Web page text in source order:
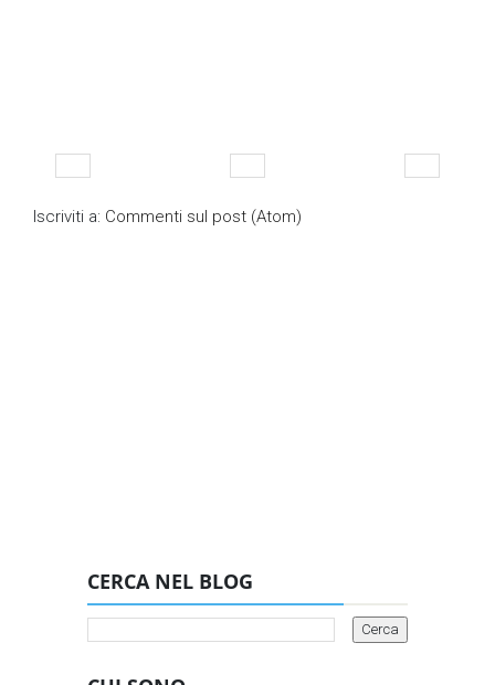
Iscriviti a: Commenti sul post (Atom)
CERCA NEL BLOG